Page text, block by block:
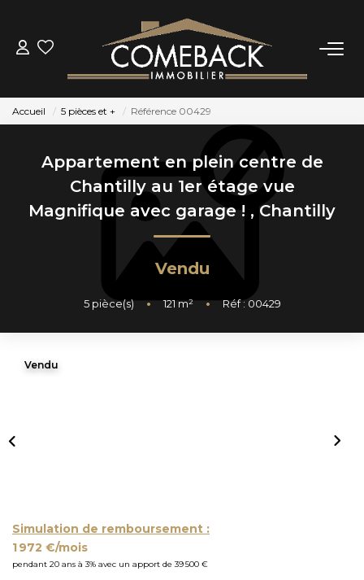
ACHETER
LOUER
ESTIMER
NOTRE AGENCE
BIENS VENDUS
Accueil 5 pièces et + Référence 00429
Appartement en plein centre de
Chantilly au 1er étage vue
Magnifique avec garage ! , Chantilly
Vendu
5pièce(s) • 121m² • Réf : 00429
Vendu
Simulation de remboursement :
1 972 €/mois
pendant 20 ans à 3% avec un apport de 39 500 €